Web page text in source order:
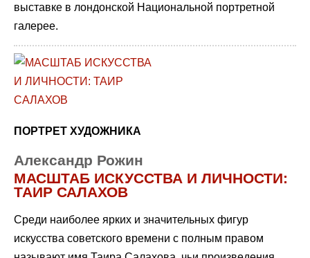
выставке в лондонской Национальной портретной
галерее.
ПОРТРЕТ ХУДОЖНИКА
Александр Рожин
МАСШТАБ ИСКУССТВА И ЛИЧНОСТИ:
ТАИР САЛАХОВ
Среди наиболее ярких и значительных фигур
искусства советского времени с полным правом